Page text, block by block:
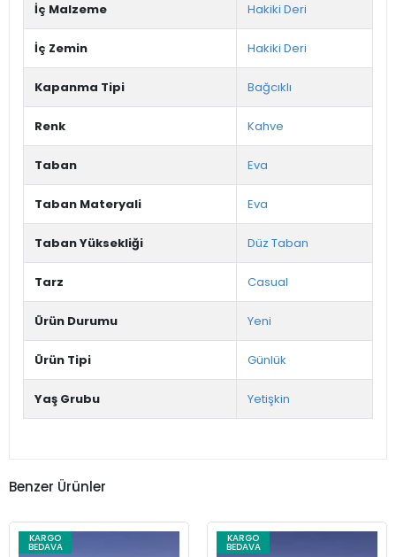
İç Malzeme Hakiki Deri
İç Zemin Hakiki Deri
Kapanma Tipi Bağcıklı
Renk Kahve
Taban Eva
Taban Materyali Eva
Taban Yüksekliği Düz Taban
Tarz Casual
Ürün Durumu Yeni
Ürün Tipi Günlük
Yaş Grubu Yetişkin
Benzer Ürünler
KARGO
BEDAVA
KARGO
BEDAVA